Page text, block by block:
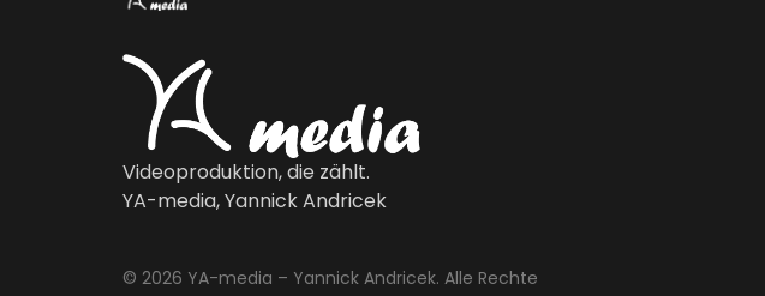
Videoproduktion, die zählt.
YA-media, Yannick Andricek
© 2026 YA-media – Yannick Andricek. Alle Rechte